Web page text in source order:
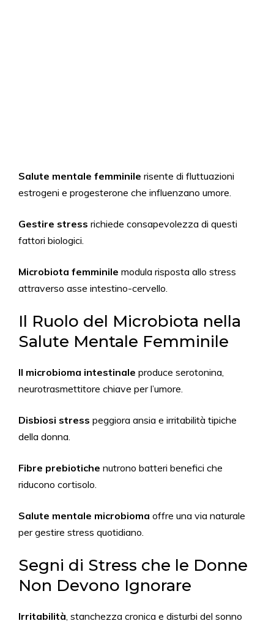
Salute mentale femminile risente di fluttuazioni
estrogeni e progesterone che influenzano umore.
Gestire stress richiede consapevolezza di questi
fattori biologici.
Microbiota femminile modula risposta allo stress
attraverso asse intestino-cervello.
Il Ruolo del Microbiota nella
Salute Mentale Femminile
Il microbioma intestinale produce serotonina,
neurotrasmettitore chiave per l’umore.
Disbiosi stress peggiora ansia e irritabilità tipiche
della donna.
Fibre prebiotiche nutrono batteri benefici che
riducono cortisolo.
Salute mentale microbioma offre una via naturale
per gestire stress quotidiano.
Segni di Stress che le Donne
Non Devono Ignorare
Irritabilità, stanchezza cronica e disturbi del sonno